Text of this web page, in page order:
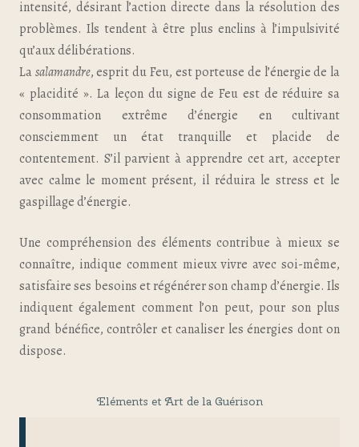
intensité, désirant l’action directe dans la résolution des
problèmes. Ils tendent à être plus enclins à l’impulsivité
qu’aux délibérations.
Lasalamandre, esprit du Feu, est porteuse de l’énergie de la
« placidité ». La leçon du signe de Feu est de réduire sa
consommation extrême d’énergie en cultivant
consciemment un état tranquille et placide de
contentement. S’il parvient à apprendre cet art, accepter
avec calme le moment présent, il réduira le stress et le
gaspillage d’énergie.
Une compréhension des éléments contribue à mieux se
connaître, indique comment mieux vivre avec soi-même,
satisfaire ses besoins et régénérer son champ d’énergie. Ils
indiquent également comment l’on peut, pour son plus
grand bénéfice, contrôler et canaliser les énergies dont on
dispose.
Eléments et Art de la Guérison